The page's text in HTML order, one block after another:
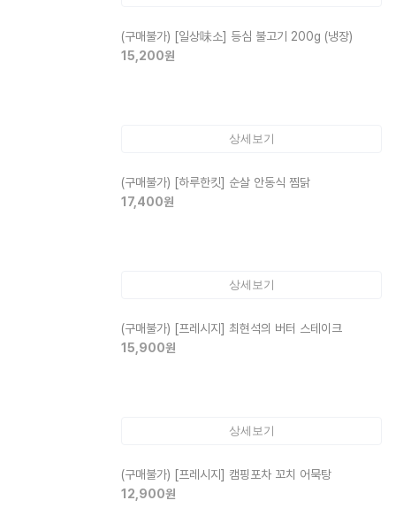
(구매불가) [일상味소] 등심 불고기 200g (냉장)
15,200원
상세보기
(구매불가) [하루한킷] 순살 안동식 찜닭
17,400원
상세보기
(구매불가) [프레시지] 최현석의 버터 스테이크
15,900원
상세보기
(구매불가) [프레시지] 캠핑포차 꼬치 어묵탕
12,900원